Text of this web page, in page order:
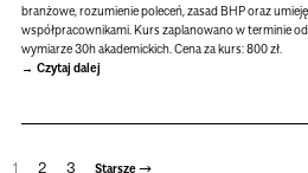
branżowe, rozumienie poleceń, zasad BHP oraz
współpracownikami. Kurs zaplanowano w terminie
wymiarze 30h akademickich. Cena za kurs: 800 zł.
Czytaj dalej
1 2 3 Starsze→